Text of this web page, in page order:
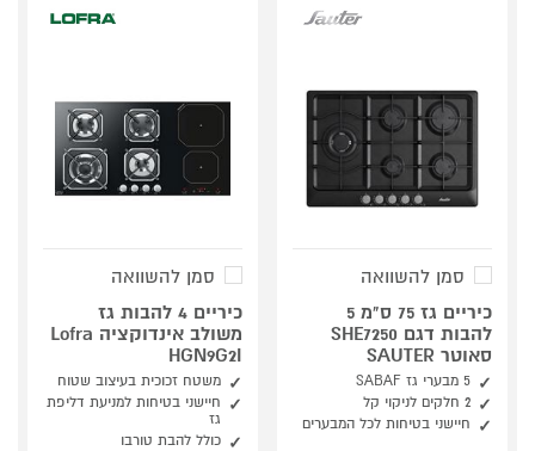
סמן להשוואה
כיריים גז 75 ס"מ 5
להבות דגם SHE7250
סאוטר SAUTER
5 מבערי גז SABAF
2 חלקים לניקוי קל
חיישני בטיחות לכל המבערים
סמן להשוואה
כיריים 4 להבות גז
משולב אינדוקציה Lofra
HGN9G2I
משטח זכוכית בעיצוב שטוח
חיישני בטיחות למניעת דליפת
גז
כולל להבת טורבו